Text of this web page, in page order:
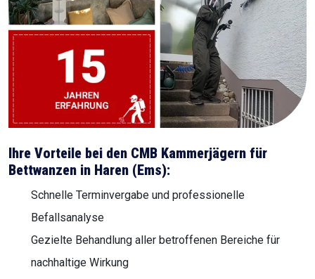
Ihre Vorteile bei den CMB Kammerjägern für
Bettwanzen in Haren (Ems):
Schnelle Terminvergabe und professionelle
Befallsanalyse
Gezielte Behandlung aller betroffenen Bereiche für
nachhaltige Wirkung